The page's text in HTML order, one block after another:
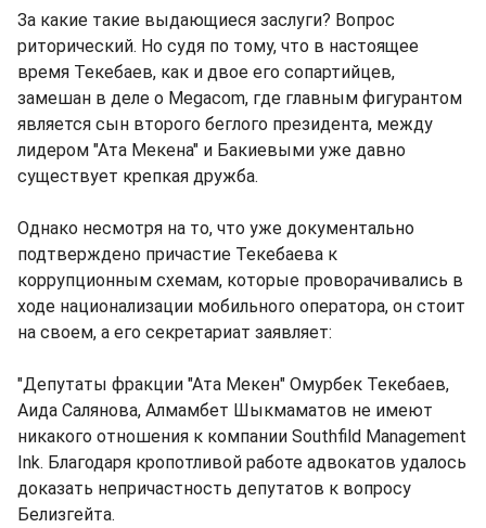
За какие такие выдающиеся заслуги? Вопрос
риторический. Но судя по тому, что в настоящее
время Текебаев, как и двое его сопартийцев,
замешан в деле о Megacom, где главным фигурантом
является сын второго беглого президента, между
лидером "Ата Мекена" и Бакиевыми уже давно
существует крепкая дружба.
Однако несмотря на то, что уже документально
подтверждено причастие Текебаева к
коррупционным схемам, которые проворачивались в
ходе национализации мобильного оператора, он стоит
на своем, а его секретариат заявляет:
"Депутаты фракции "Ата Мекен" Омурбек Текебаев,
Аида Салянова, Алмамбет Шыкмаматов не имеют
никакого отношения к компании Southfild Management
Ink. Благодаря кропотливой работе адвокатов удалось
доказать непричастность депутатов к вопросу
Белизгейта.